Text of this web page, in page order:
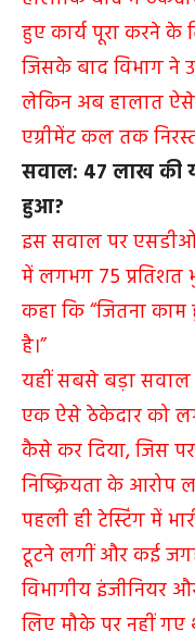
हुए कार्य पूरा करने के
जिसके बाद विभाग ने
लेकिन अब हालात
एग्रीमेंट कल तक
सवाल: 47 लाख की
हुआ?
इस सवाल पर
में लगभग 75 प्रतिशत
कहा कि “जितना
है।”
यहीं सबसे बड़ा सवाल
एक ऐसे ठेकेदार को
कैसे कर दिया, जिस
निष्क्रियता के आरोप
पहली ही टेस्टिंग में
टूटने लगीं और कई
विभागीय इंजीनियर
लिए मौके पर नहीं गए